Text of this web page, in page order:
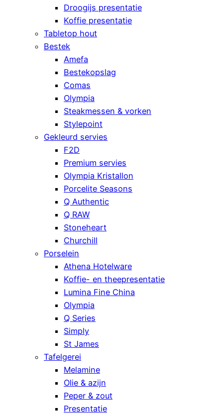
Droogijs presentatie
Koffie presentatie
Tabletop hout
Bestek
Amefa
Bestekopslag
Comas
Olympia
Steakmessen & vorken
Stylepoint
Gekleurd servies
F2D
Premium servies
Olympia Kristallon
Porcelite Seasons
Q Authentic
Q RAW
Stoneheart
Churchill
Porselein
Athena Hotelware
Koffie- en theepresentatie
Lumina Fine China
Olympia
Q Series
Simply
St James
Tafelgerei
Melamine
Olie & azijn
Peper & zout
Presentatie